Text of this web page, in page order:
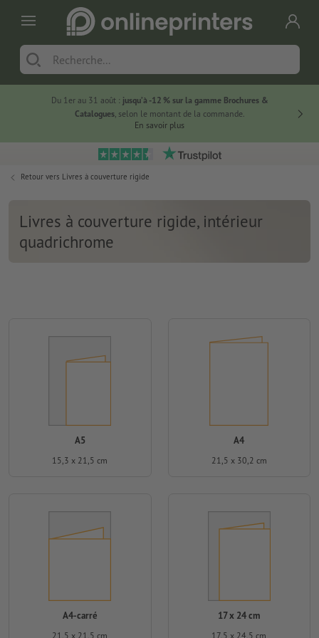
Du 1er au 31 août : jusqu’à -12 % sur la gamme Brochures &
Catalogues, selon le montant de la commande.
En savoir plus
Retour vers Livres à couverture rigide
Livres à couverture rigide, intérieur
quadrichrome
A5
15,3 x 21,5 cm
A4
21,5 x 30,2 cm
A4-carré
21,5 x 21,5 cm
17 x 24 cm
17,5 x 24,5 cm